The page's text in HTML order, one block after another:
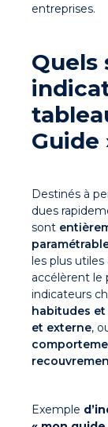
entreprises.
Quels
Guide
Destinés à
dues
sont
les plus
accélèrent le
indicateurs
habitudes
et externe,
Exemple